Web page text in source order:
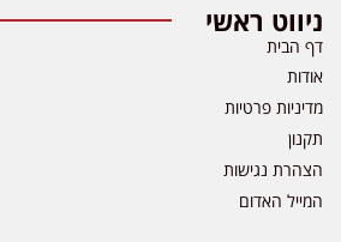
ניווט ראשי
דף הבית
אודות
מדיניות פרטיות
תקנון
הצהרת נגישות
המייל האדום